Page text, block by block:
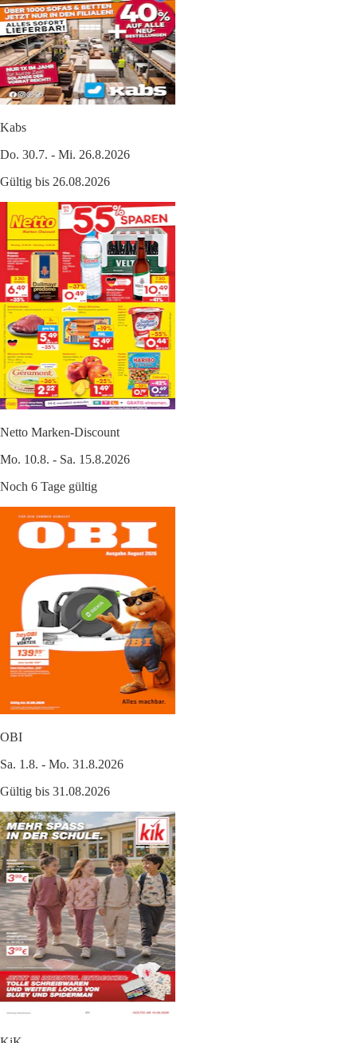
Kabs
Do. 30.7. - Mi. 26.8.2026
Gültig bis 26.08.2026
Netto Marken-Discount
Mo. 10.8. - Sa. 15.8.2026
Noch 6 Tage gültig
OBI
Sa. 1.8. - Mo. 31.8.2026
Gültig bis 31.08.2026